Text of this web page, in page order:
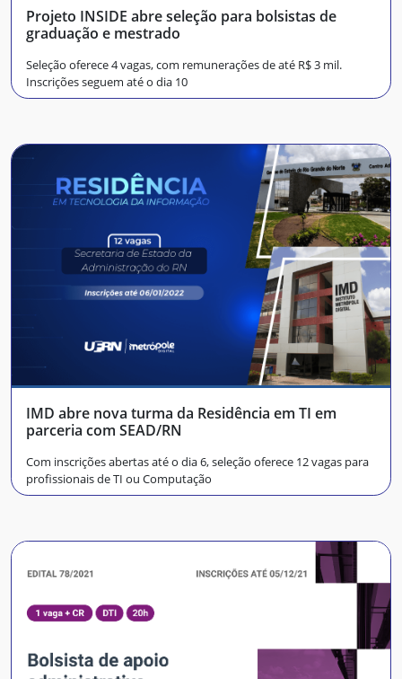
Projeto INSIDE abre seleção para bolsistas de
graduação e mestrado
Seleção oferece 4 vagas, com remunerações de até R$ 3 mil.
Inscrições seguem até o dia 10
IMD abre nova turma da Residência em TI em
parceria com SEAD/RN
Com inscrições abertas até o dia 6, seleção oferece 12 vagas para
profissionais de TI ou Computação